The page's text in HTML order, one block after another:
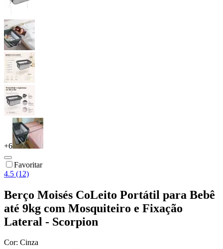
+6
Favoritar
4.5 (12)
Berço Moisés CoLeito Portátil para Bebê
até 9kg com Mosquiteiro e Fixação
Lateral - Scorpion
Cor: Cinza